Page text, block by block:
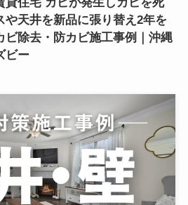
貸住宅 カビが発生しカビを死
や天井を新品に張り替え2年を
ビ除去・防カビ施工事例｜沖縄
ビー